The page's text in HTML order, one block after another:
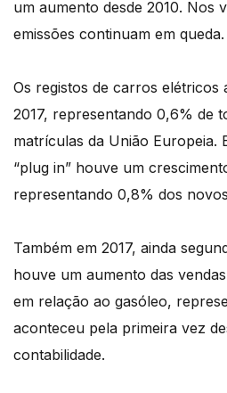
um aumento desde 2010. Nos
emissões continuam em queda.
Os registos de carros elétricos
2017, representando 0,6% de
matrículas da União Europeia.
“plug in” houve um
representando 0,8% dos
Também em 2017, ainda
houve um aumento das
em relação ao gasóleo,
aconteceu pela primeira vez
contabilidade.